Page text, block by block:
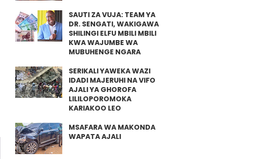
SAUTI ZA VUJA: TEAM YA
DR. SENGATI, WAKIGAWA
SHILINGI ELFU MBILI MBILI
KWA WAJUMBE WA
MUBUHENGE NGARA
SERIKALI YAWEKA WAZI
IDADI MAJERUHI NA VIFO
AJALI YA GHOROFA
LILILOPOROMOKA
KARIAKOO LEO
MSAFARA WA MAKONDA
WAPATA AJALI